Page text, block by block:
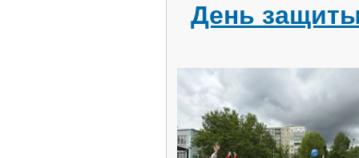
День